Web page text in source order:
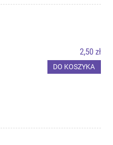
2,50 zł
DO KOSZYKA